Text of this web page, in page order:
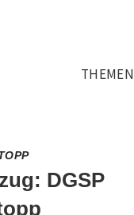
THEMEN
DGSP